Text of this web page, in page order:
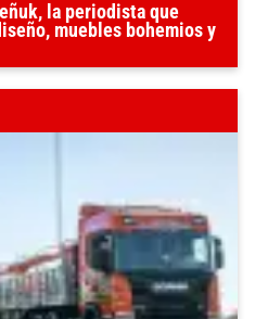
la periodista que
muebles bohemios y